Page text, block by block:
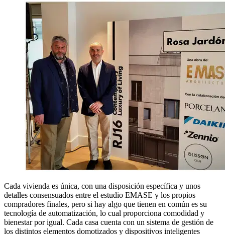
Cada vivienda es única, con una disposición específica y unos
detalles consensuados entre el estudio EMASE y los propios
compradores finales, pero si hay algo que tienen en común es su
tecnología de automatización, lo cual proporciona comodidad y
bienestar por igual. Cada casa cuenta con un sistema de gestión de
los distintos elementos domotizados y dispositivos inteligentes